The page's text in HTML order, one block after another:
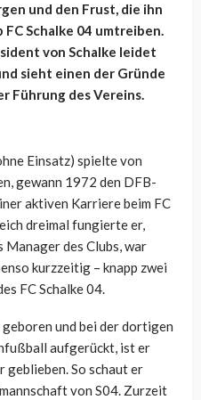
und den Frust, die ihn
Schalke 04 umtreiben.
von Schalke leidet
sieht einen der Gründe
Führung des Vereins.
Einsatz) spielte von
gewann 1972 den DFB-
aktiven Karriere beim FC
dreimal fungierte er,
des Clubs, war
kurzzeitig – knapp zwei
FC Schalke 04.
und bei der dortigen
aufgerückt, ist er
geblieben. So schaut er
von S04. Zurzeit